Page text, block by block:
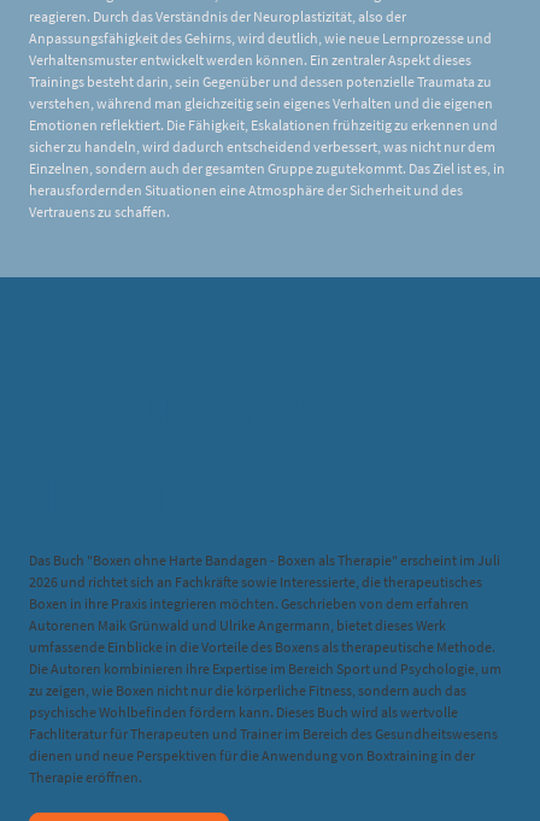
reagieren. Durch das Verständnis der Neuroplastizität, also der
Anpassungsfähigkeit des Gehirns, wird deutlich, wie neue Lernprozesse und
Verhaltensmuster entwickelt werden können. Ein zentraler Aspekt dieses
Trainings besteht darin, sein Gegenüber und dessen potenzielle Traumata zu
verstehen, während man gleichzeitig sein eigenes Verhalten und die eigenen
Emotionen reflektiert. Die Fähigkeit, Eskalationen frühzeitig zu erkennen und
sicher zu handeln, wird dadurch entscheidend verbessert, was nicht nur dem
Einzelnen, sondern auch der gesamten Gruppe zugutekommt. Das Ziel ist es, in
herausfordernden Situationen eine Atmosphäre der Sicherheit und des
Vertrauens zu schaffen.
Das Buch "Boxen ohne Harte Bandagen - Boxen als Therapie" erscheint im Juli
2026 und richtet sich an Fachkräfte sowie Interessierte, die therapeutisches
Boxen in ihre Praxis integrieren möchten. Geschrieben von dem erfahren
Autorenen Maik Grünwald und Ulrike Angermann, bietet dieses Werk
umfassende Einblicke in die Vorteile des Boxens als therapeutische Methode.
Die Autoren kombinieren ihre Expertise im Bereich Sport und Psychologie, um
zu zeigen, wie Boxen nicht nur die körperliche Fitness, sondern auch das
psychische Wohlbefinden fördern kann. Dieses Buch wird als wertvolle
Fachliteratur für Therapeuten und Trainer im Bereich des Gesundheitswesens
dienen und neue Perspektiven für die Anwendung von Boxtraining in der
Therapie eröffnen.